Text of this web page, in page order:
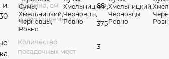
и
Ширина, см
88
Грузоподъемность,
кг
375
Количество
посадочных мест
3